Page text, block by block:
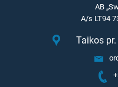
AB
A/s LT94
Taikos